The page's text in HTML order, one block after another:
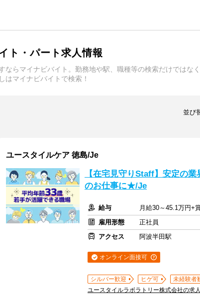
ト・パート求人情報
ならマイナビバイト。勤務地や駅、職種等の検索だけではな
はマイナビバイトで検索！
並び
ユースタイルケア 徳島/Je
【在宅見守りStaff】安定の
のお仕事に★/Je
給与
月給30～45.1万円+
雇用形態
正社員
アクセス
阿波半田駅
オンライン面接可
シルバー歓迎 ヒゲ可 未経験者
ユースタイルラボラトリー株式会社の求